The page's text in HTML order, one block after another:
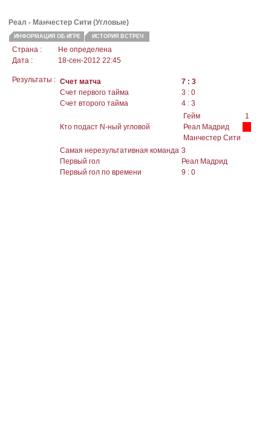
Реал - Манчестер Сити (Угловые)
ИНФОРМАЦИЯ ОБ ИГРЕ ИСТОРИЯ ВСТРЕЧ
Страна :
Не определена
Дата :
18-сен-2012 22:45
Результаты : Счет матча
7 : 3
Счет первого тайма
3 : 0
Счет второго тайма
4 : 3
Кто подаст N-ный угловой
Гейм
1
Реал Мадрид
Манчестер Сити
Самая нерезультативная команда 3
Первый гол
Реал Мадрид
Первый гол по времени
9 : 0